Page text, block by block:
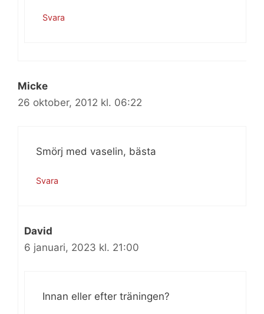
Svara
Micke
26 oktober, 2012 kl. 06:22
Smörj med vaselin, bästa
Svara
David
6 januari, 2023 kl. 21:00
Innan eller efter träningen?